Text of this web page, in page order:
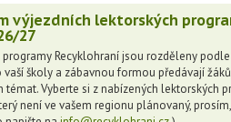
výjezdních lektorských
27
Recyklohraní jsou rozděleny
školy a zábavnou formou předávají
Vyberte si z nabízených lektorských
není ve vašem regionu plánovaný,